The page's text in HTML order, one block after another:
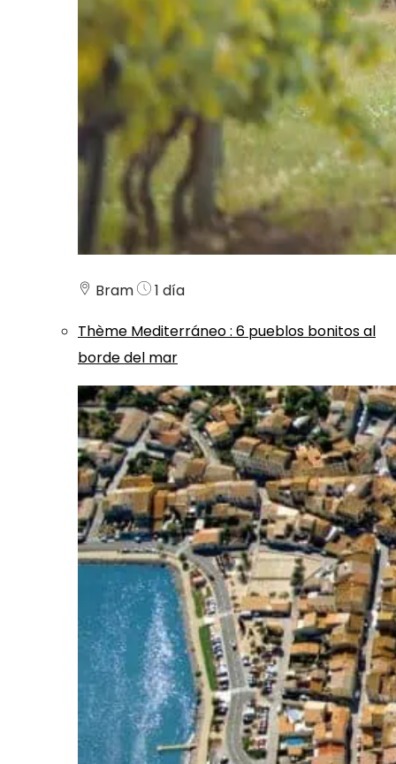
Bram
1 día
Thème Mediterráneo: 6 pueblos bonitos al
borde del mar